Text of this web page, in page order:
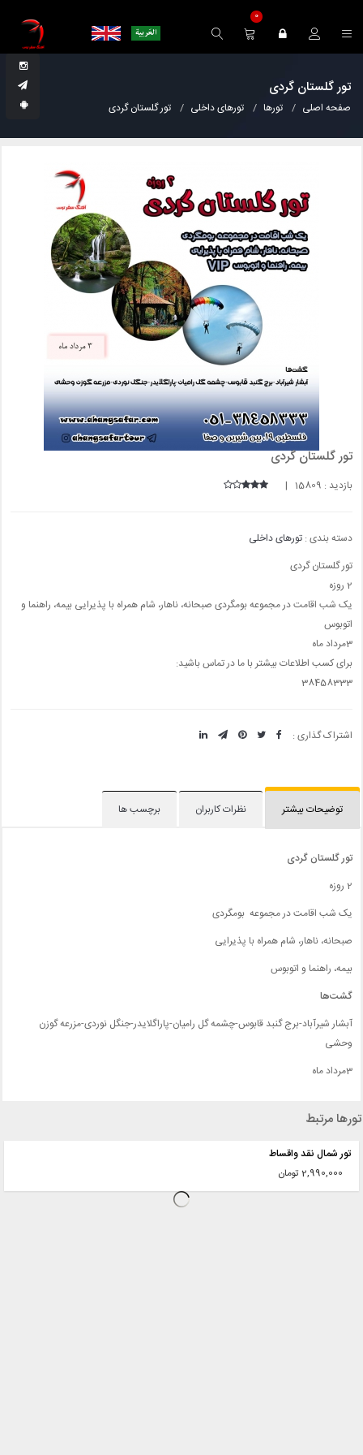
0
تور گلستان گردی
صفحه اصلی تورها تورهای داخلی تور گلستان گردی
تور گلستان گردی
بازدید : 15809 |
دسته بندی : تورهای داخلی
تور گلستان گردی
2 روزه
یک شب اقامت در مجموعه بومگردی صبحانه، ناهار، شام همراه با پذیرایی بیمه، راهنما و
اتوبوس
3مرداد ماه
برای کسب اطلاعات بیشتر با ما در تماس باشید:
38458333
اشتراک گذاری :
توضیحات بیشتر نظرات کاربران برچسب ها
تور گلستان گردی
2 روزه
یک شب اقامت در مجموعه بومگردی
صبحانه، ناهار، شام همراه با پذیرایی
بیمه، راهنما و اتوبوس
گشت‌ها
آبشار شیرآباد-برج گنبد قابوس-چشمه گل رامیان-پاراگلایدر-جنگل نوردی-مزرعه گوزن
وحشی
3مرداد ماه
تورها مرتبط